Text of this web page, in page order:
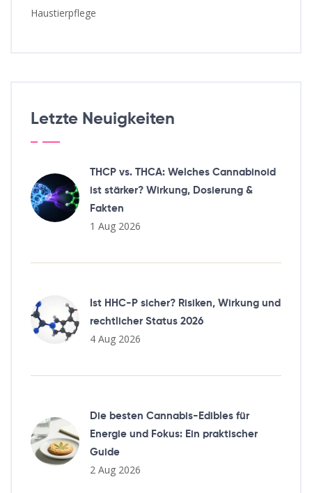
Haustierpflege
Letzte Neuigkeiten
THCP vs. THCA: Welches Cannabinoid
ist stärker? Wirkung, Dosierung &
Fakten
1 Aug 2026
Ist HHC-P sicher? Risiken, Wirkung und
rechtlicher Status 2026
4 Aug 2026
Die besten Cannabis-Edibles für
Energie und Fokus: Ein praktischer
Guide
2 Aug 2026